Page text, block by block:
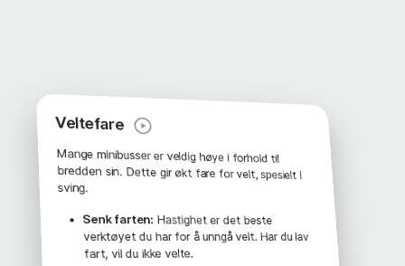
Veltefare
Mange minibusser er veldig høye i forhold til
bredden sin. Dette gir økt fare for velt, spesielt i
sving.
Senk farten: Hastighet er det beste
verktøyet du har for å unngå velt. Har du lav
fart, vil du ikke velte.